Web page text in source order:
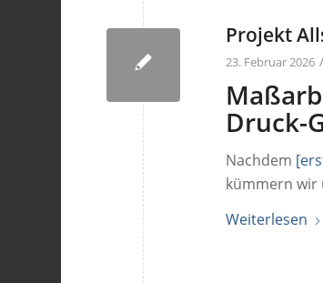
Projekt
23. Februar 2026 /
Druck-
Nachdem
kümmern wir
Weiterlesen